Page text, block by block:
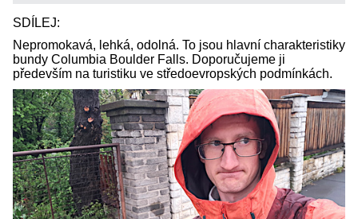
SDÍLEJ:
Nepromokavá, lehká, odolná. To jsou hlavní charakteristiky
bundy Columbia Boulder Falls. Doporučujeme ji
především na turistiku ve středoevropských podmínkách.